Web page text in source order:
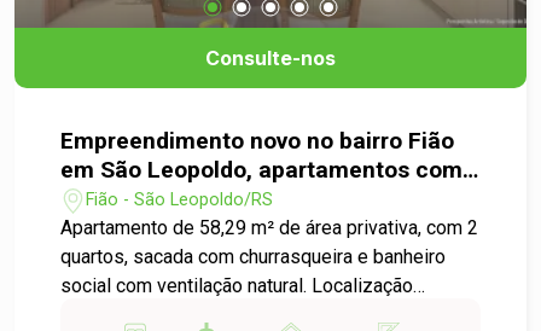
Consulte-nos
Empreendimento novo no bairro Fião
em São Leopoldo, apartamentos com
2 dormitórios e sacada com
churrasqueira!
Fião - São Leopoldo/RS
Apartamento de 58,29 m² de área privativa, com 2
quartos, sacada com churrasqueira e banheiro
social com ventilação natural. Localização